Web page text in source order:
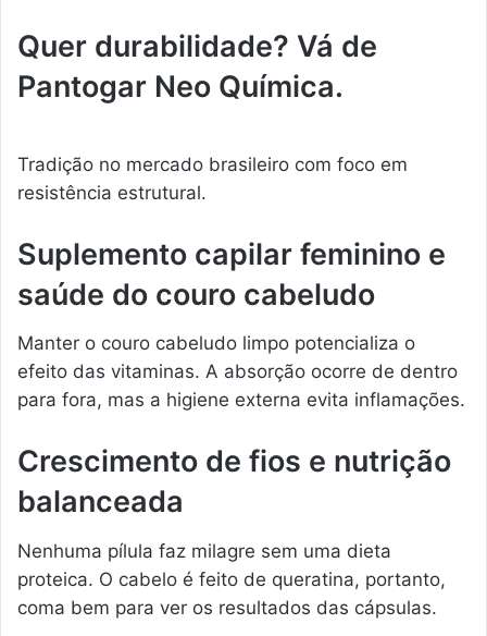
Quer durabilidade? Vá de
Pantogar Neo Química.
Tradição no mercado brasileiro com foco em
resistência estrutural.
Suplemento capilar feminino e
saúde do couro cabeludo
Manter o couro cabeludo limpo potencializa o
efeito das vitaminas. A absorção ocorre de dentro
para fora, mas a higiene externa evita inflamações.
Crescimento de fios e nutrição
balanceada
Nenhuma pílula faz milagre sem uma dieta
proteica. O cabelo é feito de queratina, portanto,
coma bem para ver os resultados das cápsulas.